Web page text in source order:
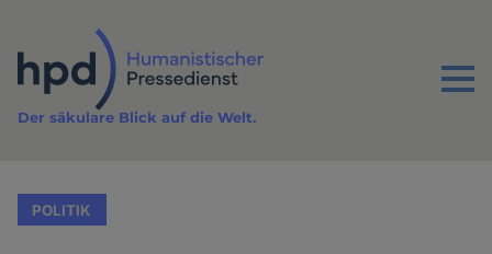
Inhalt
Menu
Der säkulare Blick auf die Welt.
POLITIK